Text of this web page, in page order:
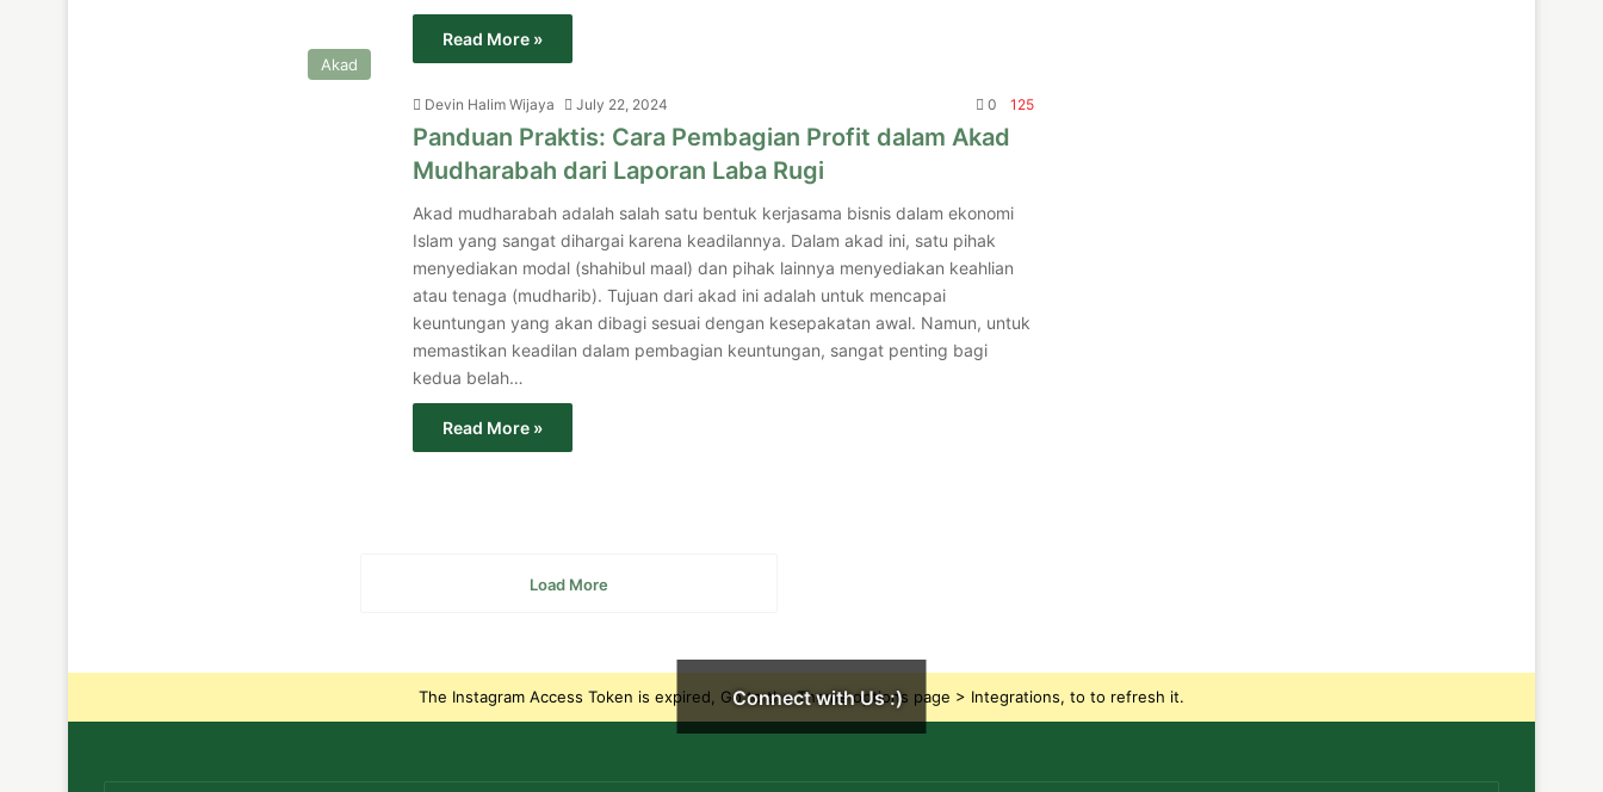
Read More »
Akad
Devin Halim Wijaya July 22, 2024 0 125
Panduan Praktis: Cara Pembagian Profit dalam Akad
Mudharabah dari Laporan Laba Rugi
Akad mudharabah adalah salah satu bentuk kerjasama bisnis dalam ekonomi
Islam yang sangat dihargai karena keadilannya. Dalam akad ini, satu pihak
menyediakan modal (shahibul maal) dan pihak lainnya menyediakan keahlian
atau tenaga (mudharib). Tujuan dari akad ini adalah untuk mencapai
keuntungan yang akan dibagi sesuai dengan kesepakatan awal. Namun, untuk
memastikan keadilan dalam pembagian keuntungan, sangat penting bagi
kedua belah…
Read More »
Load More
Connect with Us :)
The Instagram Access Token is expired, Go to the Theme options page > Integrations, to to refresh it.